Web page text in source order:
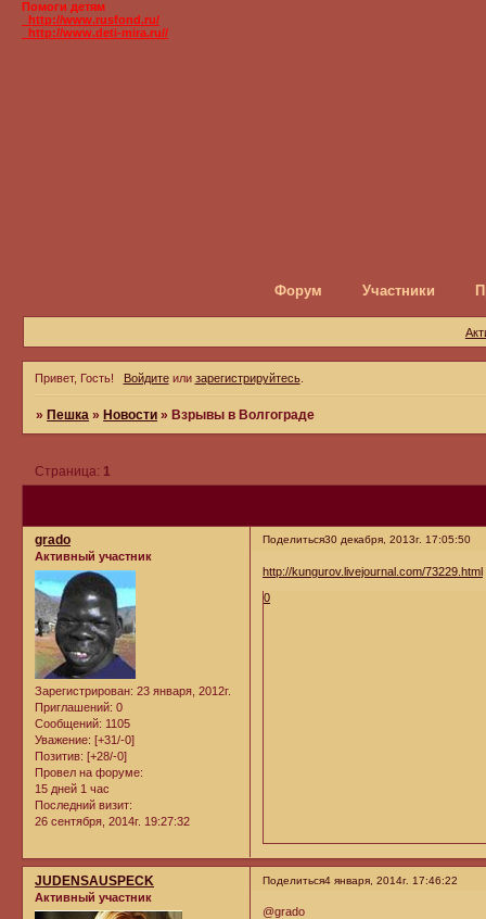
Помоги детям
_http://www.rusfond.ru/
_http://www.deti-mira.ru//
Форум Участники
Привет, Гость! Войдитеили зарегистрируйтесь.
» Пешка » Новости » Взрывы в Волгограде
Страница: 1
Поделиться30 декабря, 2013г. 17:05:50
grado
Активный участник
Зарегистрирован: 23 января, 2012г.
Приглашений: 0
Сообщений: 1105
Уважение: [+31/-0]
Позитив: [+28/-0]
Провел на форуме:
15 дней 1 час
Последний визит:
26 сентября, 2014г. 19:27:32
http://kungurov.livejournal.com/73229.html
0
Поделиться4 января, 2014г. 17:46:22
JUDENSAUSPECK
Активный участник
@grado